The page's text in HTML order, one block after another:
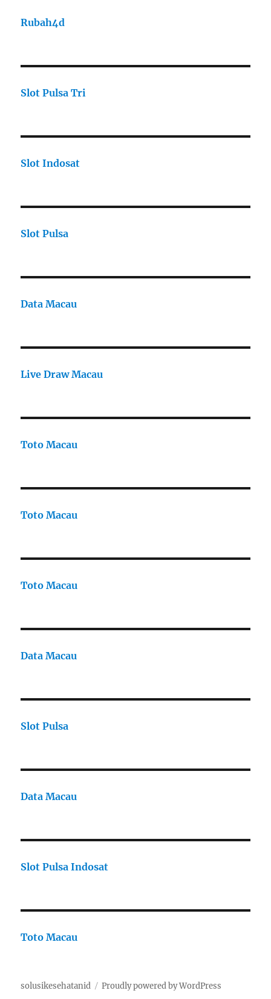
Rubah4d
Slot Pulsa Tri
Slot Indosat
Slot Pulsa
Data Macau
Live Draw Macau
Toto Macau
Toto Macau
Toto Macau
Data Macau
Slot Pulsa
Data Macau
Slot Pulsa Indosat
Toto Macau
solusikesehatanid Proudly powered by WordPress